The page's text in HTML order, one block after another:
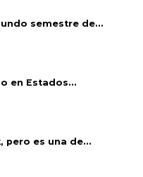
semestre de...
en Estados...
pero es una de...